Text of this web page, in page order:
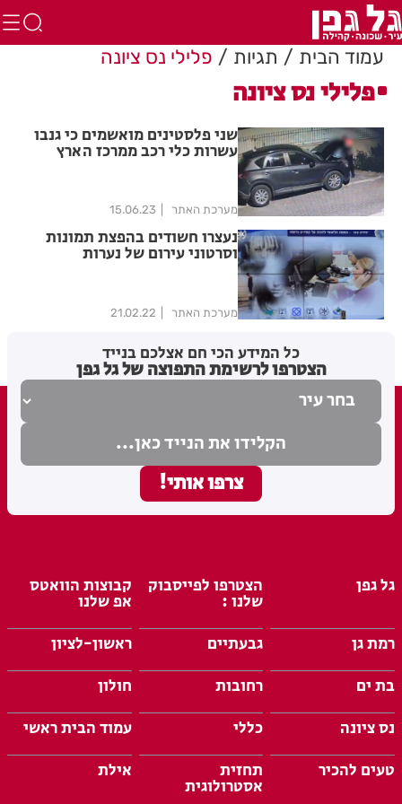
עמוד הבית תגיות פלילי נס ציונה
פלילי נס ציונה
שני פלסטינים מואשמים כי גנבו
עשרות כלי רכב ממרכז הארץ
מערכת האתר 15.06.23
נעצרו חשודים בהפצת תמונות
וסרטוני עירום של נערות
מערכת האתר 21.02.22
כל המידע הכי חם אצלכם בנייד
הצטרפו לרשימת התפוצה של גל גפן
גל גפן הצטרפו לפייסבוק
שלנו :
קבוצות הוואטס
אפ שלנו
רמת גן
גבעתיים
ראשון-לציון
בת ים
רחובות
חולון
נס ציונה
כללי
עמוד הבית ראשי
טעים להכיר
תחזית
אסטרולוגית
אילת